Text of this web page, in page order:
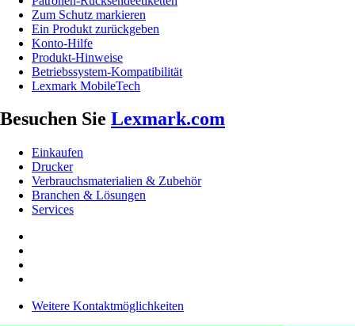
Zum Schutz markieren
Ein Produkt zurückgeben
Konto-Hilfe
Produkt-Hinweise
Betriebssystem-Kompatibilität
Lexmark MobileTech
Besuchen Sie Lexmark.com
Einkaufen
Drucker
Verbrauchsmaterialien & Zubehör
Branchen & Lösungen
Services
Weitere Kontaktmöglichkeiten